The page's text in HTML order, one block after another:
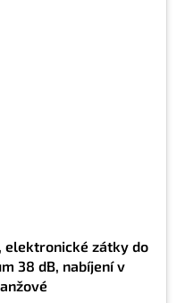
elektronické zátky do
38 dB, nabíjení v